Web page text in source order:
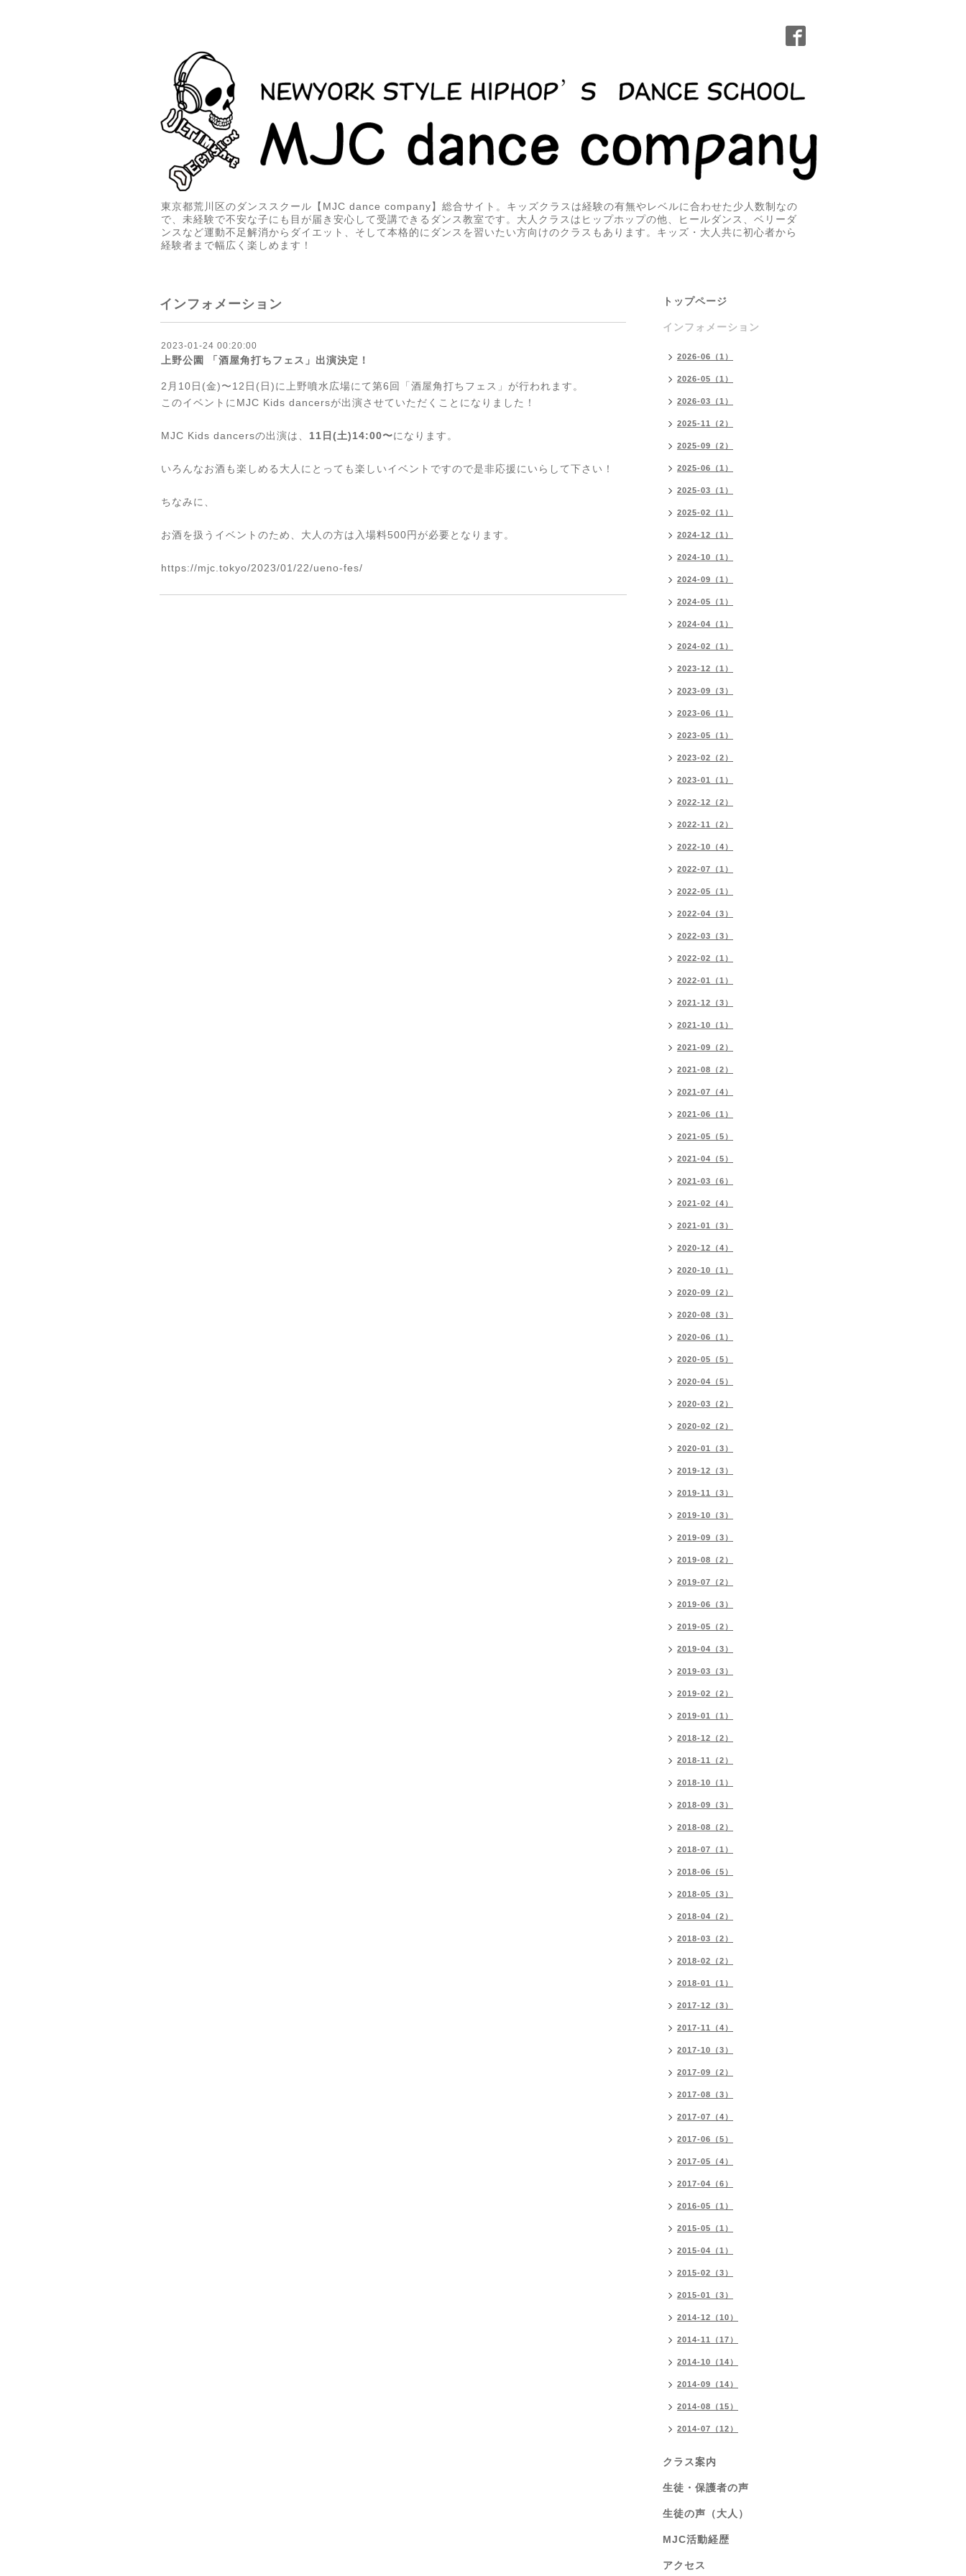
東京都荒川区のダンススクール【MJC dance company】総合サイト。キッズクラスは経験の有無やレベルに合わせた少人数制なの
で、未経験で不安な子にも目が届き安心して受講できるダンス教室です。大人クラスはヒップホップの他、ヒールダンス、ベリーダ
ンスなど運動不足解消からダイエット、そして本格的にダンスを習いたい方向けのクラスもあります。キッズ・大人共に初心者から
経験者まで幅広く楽しめます！
インフォメーション
2023-01-24 00:20:00
上野公園 「酒屋角打ちフェス」出演決定！
2月10日(金)〜12日(日)に上野噴水広場にて第6回「酒屋角打ちフェス」が行われます。
このイベントにMJC Kids dancersが出演させていただくことになりました！
MJC Kids dancersの出演は、 11日(土)14:00〜になります。
いろんなお酒も楽しめる大人にとっても楽しいイベントですので是非応援にいらして下さい！
ちなみに、
お酒を扱うイベントのため、大人の方は入場料500円が必要となります。
https://mjc.tokyo/2023/01/22/ueno-fes/
トップページ
インフォメーション
2026-06（1）
2026-05（1）
2026-03（1）
2025-11（2）
2025-09（2）
2025-06（1）
2025-03（1）
2025-02（1）
2024-12（1）
2024-10（1）
2024-09（1）
2024-05（1）
2024-04（1）
2024-02（1）
2023-12（1）
2023-09（3）
2023-06（1）
2023-05（1）
2023-02（2）
2023-01（1）
2022-12（2）
2022-11（2）
2022-10（4）
2022-07（1）
2022-05（1）
2022-04（3）
2022-03（3）
2022-02（1）
2022-01（1）
2021-12（3）
2021-10（1）
2021-09（2）
2021-08（2）
2021-07（4）
2021-06（1）
2021-05（5）
2021-04（5）
2021-03（6）
2021-02（4）
2021-01（3）
2020-12（4）
2020-10（1）
2020-09（2）
2020-08（3）
2020-06（1）
2020-05（5）
2020-04（5）
2020-03（2）
2020-02（2）
2020-01（3）
2019-12（3）
2019-11（3）
2019-10（3）
2019-09（3）
2019-08（2）
2019-07（2）
2019-06（3）
2019-05（2）
2019-04（3）
2019-03（3）
2019-02（2）
2019-01（1）
2018-12（2）
2018-11（2）
2018-10（1）
2018-09（3）
2018-08（2）
2018-07（1）
2018-06（5）
2018-05（3）
2018-04（2）
2018-03（2）
2018-02（2）
2018-01（1）
2017-12（3）
2017-11（4）
2017-10（3）
2017-09（2）
2017-08（3）
2017-07（4）
2017-06（5）
2017-05（4）
2017-04（6）
2016-05（1）
2015-05（1）
2015-04（1）
2015-02（3）
2015-01（3）
2014-12（10）
2014-11（17）
2014-10（14）
2014-09（14）
2014-08（15）
2014-07（12）
クラス案内
生徒・保護者の声
生徒の声（大人）
MJC活動経歴
アクセス